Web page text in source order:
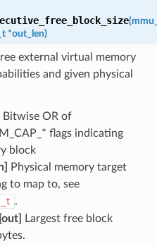
(
*out_len)
external virtual memory
and given physical
Bitwise OR of
flags indicating
block
Physical memory target
to map to, see
.
[out]
Largest free block